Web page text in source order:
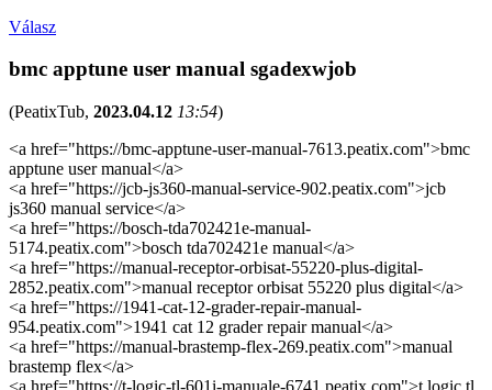
Válasz
bmc apptune user manual sgadexwjob
(PeatixTub, 2023.04.12 13:54)
<a href="https://bmc-apptune-user-manual-7613.peatix.com">bmc
apptune user manual</a>
<a href="https://jcb-js360-manual-service-902.peatix.com">jcb
js360 manual service</a>
<a href="https://bosch-tda702421e-manual-
5174.peatix.com">bosch tda702421e manual</a>
<a href="https://manual-receptor-orbisat-55220-plus-digital-
2852.peatix.com">manual receptor orbisat 55220 plus digital</a>
<a href="https://1941-cat-12-grader-repair-manual-
954.peatix.com">1941 cat 12 grader repair manual</a>
<a href="https://manual-brastemp-flex-269.peatix.com">manual
brastemp flex</a>
<a href="https://t-logic-tl-601i-manuale-6741.peatix.com">t logic tl